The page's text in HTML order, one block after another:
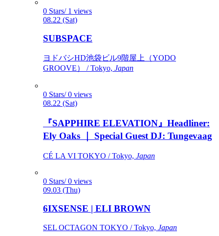
0 Stars/ 1 views
08.22 (Sat)
SUBSPACE
ヨドバシHD池袋ビル9階屋上（YODO
GROOVE） / Tokyo, Japan
0 Stars/ 0 views
08.22 (Sat)
『SAPPHIRE ELEVATION』Headliner:
Ely Oaks ｜ Special Guest DJ: Tungevaag
CÉ LA VI TOKYO / Tokyo, Japan
0 Stars/ 0 views
09.03 (Thu)
6IXSENSE | ELI BROWN
SEL OCTAGON TOKYO / Tokyo, Japan